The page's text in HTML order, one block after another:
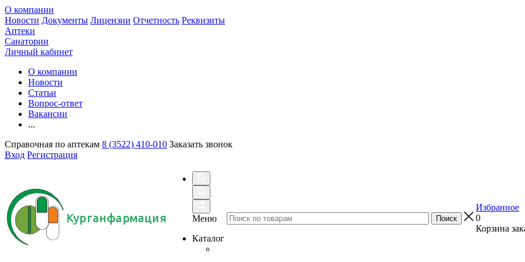
О компании
Новости Документы Лицензии Отчетность Реквизиты
Аптеки
Санатории
Личный кабинет
О компании
Новости
Статьи
Вопрос-ответ
Вакансии
...
Справочная по аптекам 8 (3522) 410-010 Заказать звонок
Вход Регистрация
Курганфармация
Меню
Каталог
Избранное
0
Корзина